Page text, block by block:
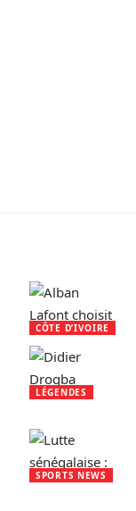
CÔTE D’IVOIRE
LÉGENDES
SPORTS NEWS